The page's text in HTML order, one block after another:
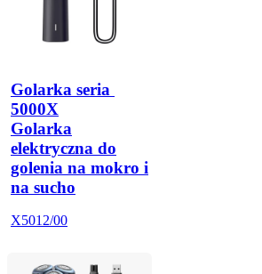
Golarka seria
5000X
Golarka
elektryczna do
golenia na mokro i
na sucho
X5012/00